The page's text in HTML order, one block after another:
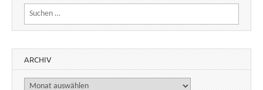
Suchen nach:
ARCHIV
Archiv